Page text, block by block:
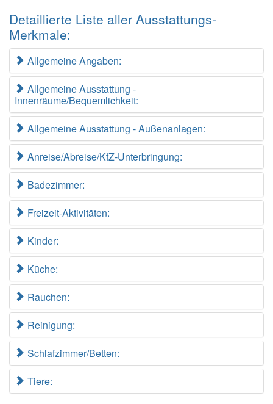
Detaillierte Liste aller Ausstattungs-
Merkmale:
Allgemeine Angaben:
Allgemeine Ausstattung -
Innenräume/Bequemlichkeit:
Allgemeine Ausstattung - Außenanlagen:
Anreise/Abreise/KfZ-Unterbringung:
Badezimmer:
Freizeit-Aktivitäten:
Kinder:
Küche:
Rauchen:
Reinigung:
Schlafzimmer/Betten:
Tiere: